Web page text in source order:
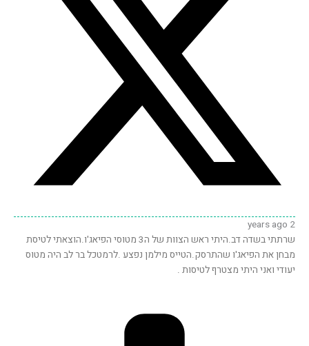
2 years ago
שרתתי בשדה דב.היתי ראש הצוות של ה3 מטוסי הפיאג'ו.הוצאתי לטיסת
מבחן את הפיאג'ו שהתרסק.הטייס מילמן נפצע .לרמטכל בר לב היה מטוס
יעודי ואני היתי מצטרף לטיסות .